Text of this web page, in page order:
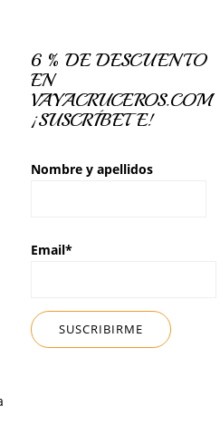
6 % DE DESCUENTO
EN
VAYACRUCEROS.COM
¡SUSCRÍBETE!
Nombre y apellidos
Email*